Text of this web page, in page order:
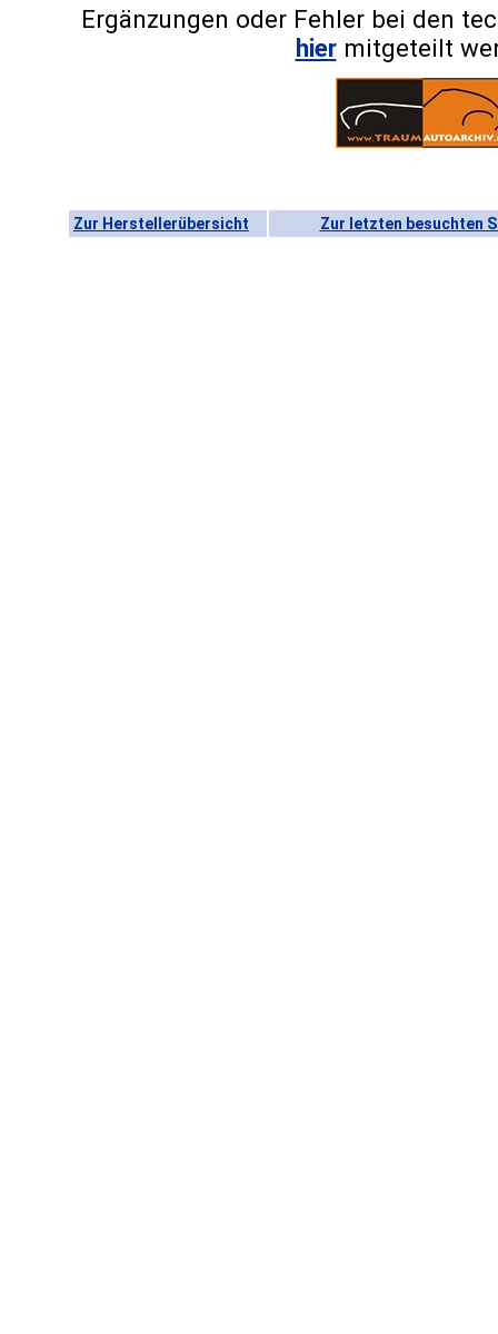
Ergänzungen oder Fehler bei den
hiermitgeteilt
Zur Herstellerübersicht Zur letzten besuchten